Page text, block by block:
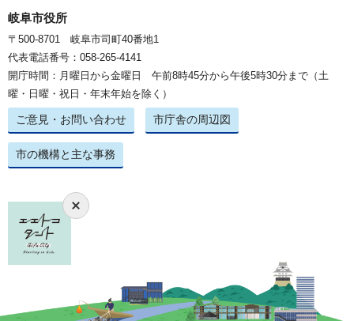
岐阜市役所
〒500-8701 岐阜市司町40番地1
代表電話番号：058-265-4141
開庁時間：月曜日から金曜日 午前8時45分から午後5時30分まで（土
曜・日曜・祝日・年末年始を除く）
ご意見・お問い合わせ 市庁舎の周辺図
市の機構と主な事務